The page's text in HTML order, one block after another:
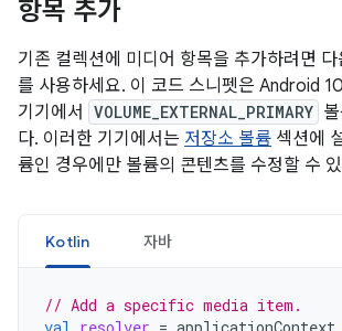
항목 추가
기존 컬렉션에 미디어 항목을 추가하려면
를 사용하세요. 이 코드 스니펫은 Android
기기에서
VOLUME_EXTERNAL_PRIMARY
다. 이러한 기기에서는 저장소 볼륨 섹션에
륨인 경우에만 볼륨의 콘텐츠를 수정할 수
Kotlin 자바
// Add a specific media item.